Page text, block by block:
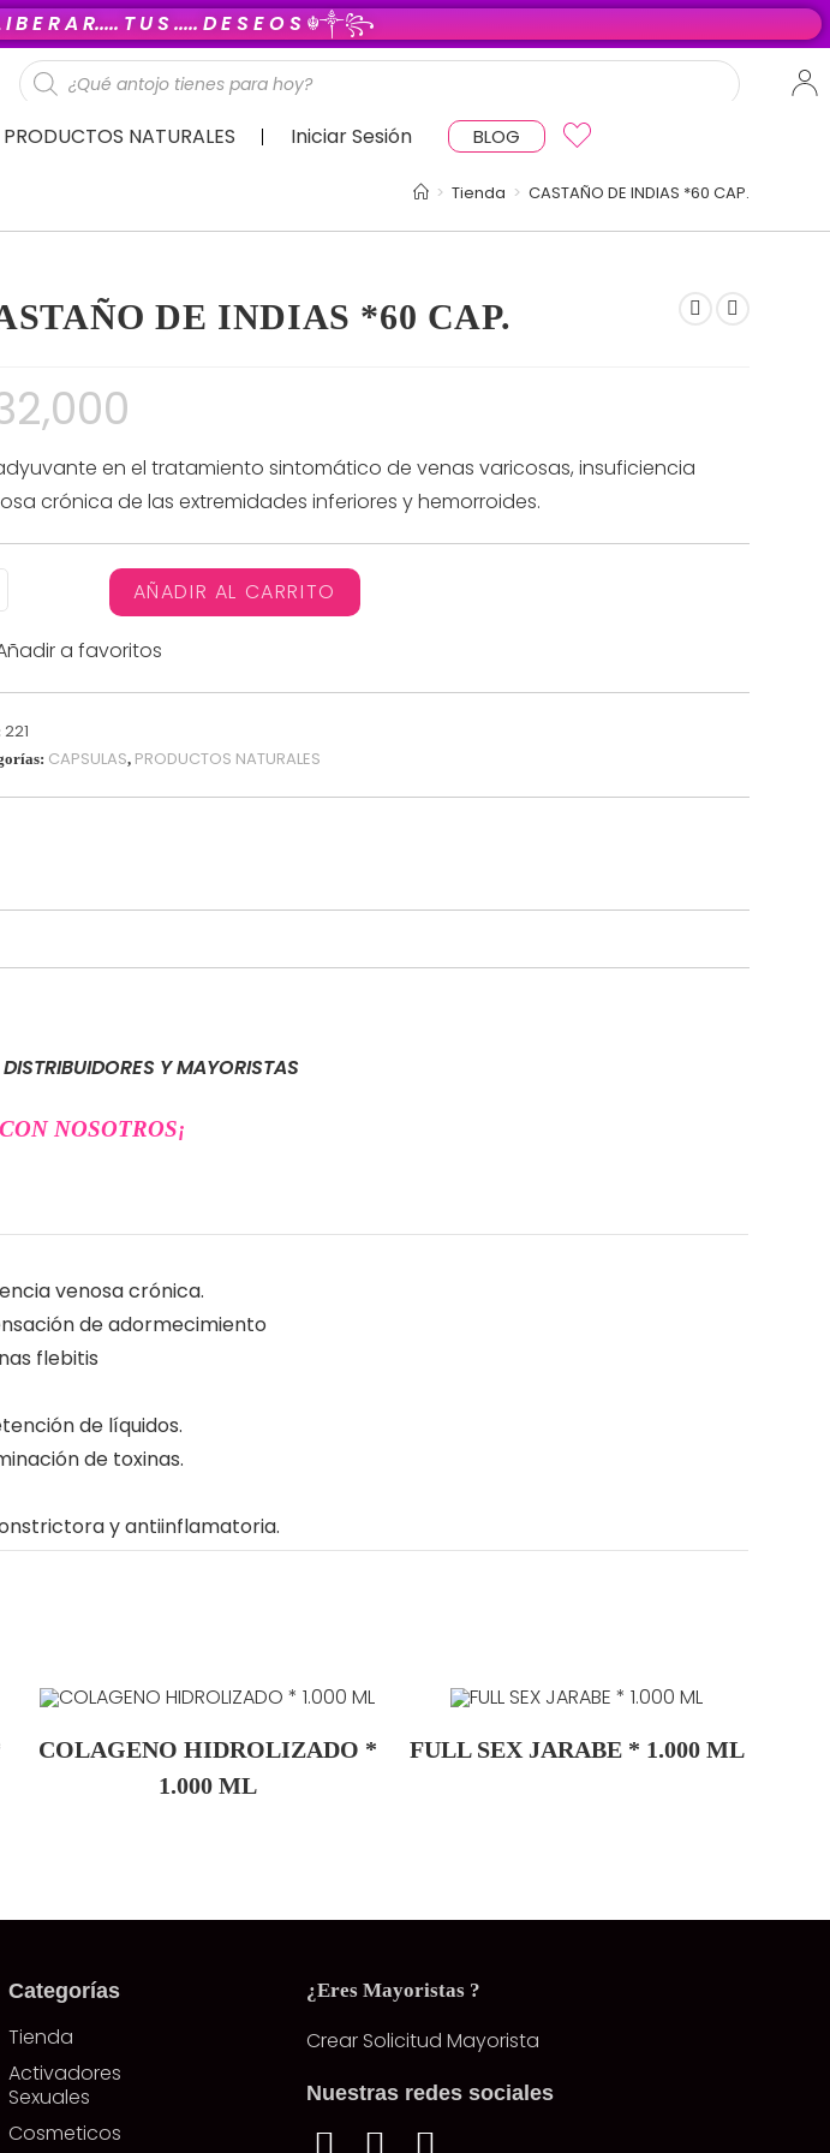
I B E R A R..... T U S ..... D E S E O S☬༒꧂
PRODUCTOS NATURALES Iniciar Sesión BLOG
> Tienda > CASTAÑO DE INDIAS *60 CAP.
DE INDIAS *60 CAP.
en el tratamiento sintomático de venas varicosas, insuficiencia
crónica de las extremidades inferiores y hemorroides.
AÑADIR AL CARRITO
a favoritos
221
CAPSULAS, PRODUCTOS NATURALES
Y MAYORISTAS
NOSOTROS¡
venosa crónica.
de adormecimiento
flebitis
de líquidos.
de toxinas.
y antiinflamatoria.
COLAGENO HIDROLIZADO *
1.000 ML
FULL SEX JARABE * 1.000 ML
Categorías
Tienda
Activadores
Sexuales
Cosmeticos
¿Eres Mayoristas ?
Crear Solicitud Mayorista
Nuestras redes sociales